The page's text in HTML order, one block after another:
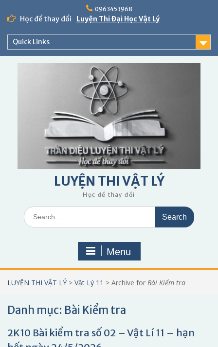
content
0963453968
Học để thay đổi Luyện Thi Đại Học Vật Lý
Quick Links
LUYỆN THI VẬT LÝ
Học để thay đổi
Search
for:
Menu
LUYỆN THI VẬT LÝ > Vật Lý 11 > Archive for Bài Kiểm tra
Danh mục: Bài Kiểm tra
2K10 Bài kiểm tra số 02 – Vật Lí 11 – hạn